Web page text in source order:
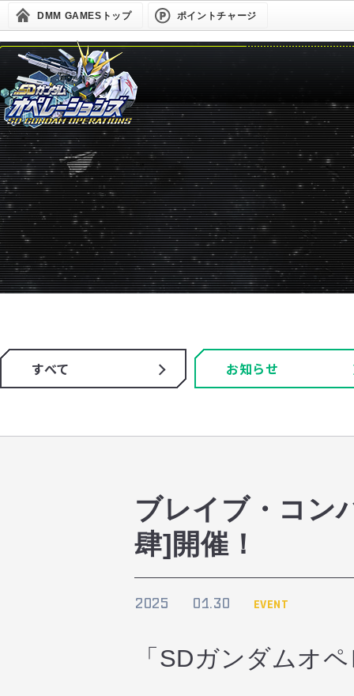
DMM GAMESトップ ポイントチャージ
すべて お知らせ
ブレイブ・コン
肆]開催！
2025 01.30 EVENT
「SDガンダムオ